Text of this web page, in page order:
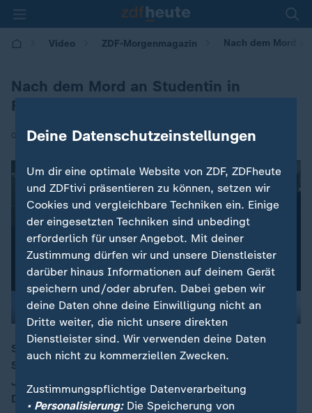
Video ZDF-Morgenmagazin Nach dem Mord
Nach dem Mord an Studentin in
Freiburg
05.12.2016 | 06:50
Sieben Wochen nach dem Mord an einer Freiburger
Studentin fasst die Polizei einen Verdächtigen. Der 17-
Jährige kam als unbegleiteter Flüchtling nach
Deutschland. Die Polizei untersucht sein Umfeld.
Deine Datenschutzeinstellungen
Um dir eine optimale Website von ZDF, ZDFheute
und ZDFtivi präsentieren zu können, setzen wir
Cookies und vergleichbare Techniken ein. Einige
der eingesetzten Techniken sind unbedingt
erforderlich für unser Angebot. Mit deiner
Zustimmung dürfen wir und unsere Dienstleister
darüber hinaus Informationen auf deinem Gerät
speichern und/oder abrufen. Dabei geben wir
deine Daten ohne deine Einwilligung nicht an
Dritte weiter, die nicht unsere direkten
Dienstleister sind. Wir verwenden deine Daten
auch nicht zu kommerziellen Zwecken.
Zustimmungspflichtige Datenverarbeitung
• Personalisierung:Die Speicherung von